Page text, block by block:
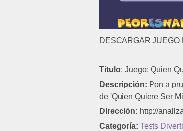
DESCARGAR JUEGO
Título: Juego: Quien
Descripción: Pon a
de 'Quien Quiere Ser
Dirección: http://
Categoría: Tests